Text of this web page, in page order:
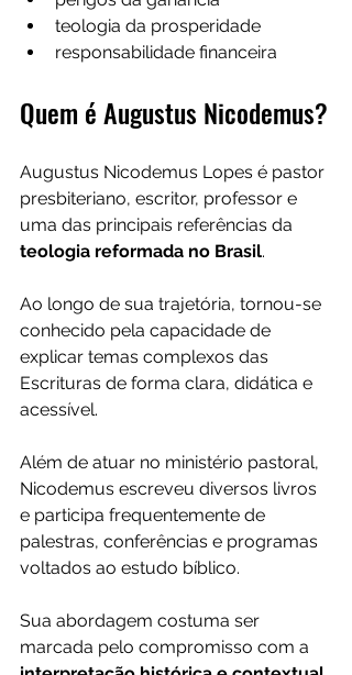
teologia da prosperidade
responsabilidade financeira
Quem é Augustus Nicodemus?
Augustus Nicodemus Lopes é pastor
presbiteriano, escritor, professor e
uma das principais referências da
teologia reformada no Brasil.
Ao longo de sua trajetória, tornou-se
conhecido pela capacidade de
explicar temas complexos das
Escrituras de forma clara, didática e
acessível.
Além de atuar no ministério pastoral,
Nicodemus escreveu diversos livros
e participa frequentemente de
palestras, conferências e programas
voltados ao estudo bíblico.
Sua abordagem costuma ser
marcada pelo compromisso com a